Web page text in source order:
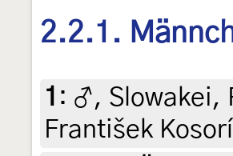
2.2.1.
1 : ♂, Slowakei,
František